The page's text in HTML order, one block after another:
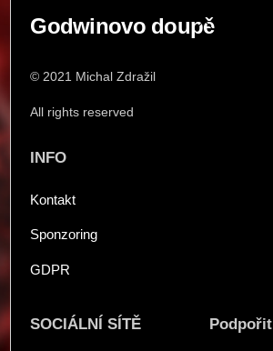
Back
Godwinovo doupě
© 2021 Michal Zdražil
All rights reserved
INFO
Kontakt
Sponzoring
GDPR
SOCIÁLNÍ SÍTĚ Podpořit